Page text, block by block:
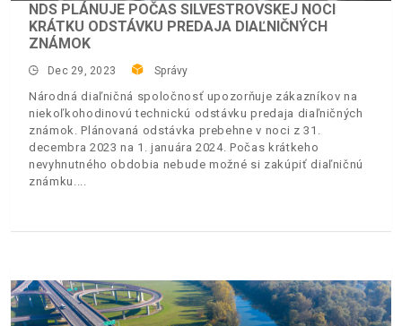
NDS PLÁNUJE POČAS SILVESTROVSKEJ NOCI
KRÁTKU ODSTÁVKU PREDAJA DIAĽNIČNÝCH
ZNÁMOK
Dec 29, 2023 Správy
Národná diaľničná spoločnosť upozorňuje zákazníkov na
niekoľkohodinovú technickú odstávku predaja diaľničných
známok. Plánovaná odstávka prebehne v noci z 31.
decembra 2023 na 1. januára 2024. Počas krátkeho
nevyhnutného obdobia nebude možné si zakúpiť diaľničnú
známku.